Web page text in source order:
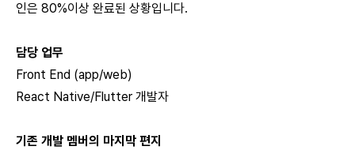
인은 80%이상 완료된 상황입니다.
담당 업무
Front End (app/web)
React Native/Flutter 개발자
기존 개발 멤버의 마지막 편지